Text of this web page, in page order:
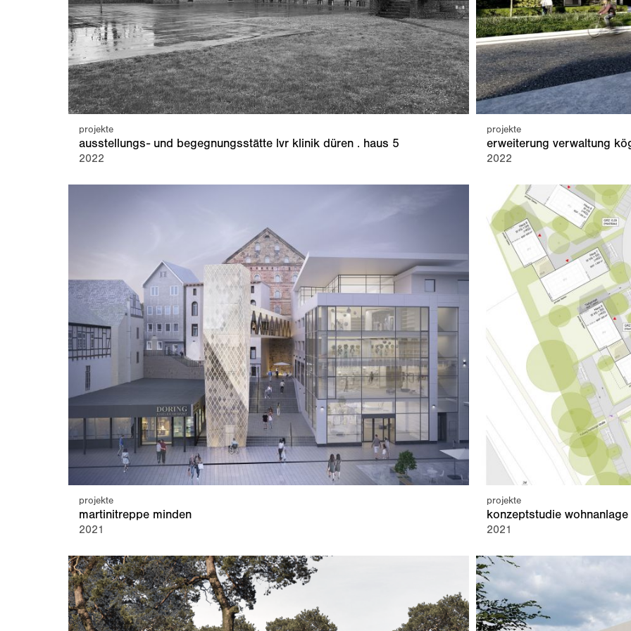
projekte
ausstellungs- und begegnungsstätte lvr klinik düren . haus 5
2022
projekte
erweiterung verwaltung
2022
projekte
martinitreppe minden
2021
projekte
konzeptstudie
2021